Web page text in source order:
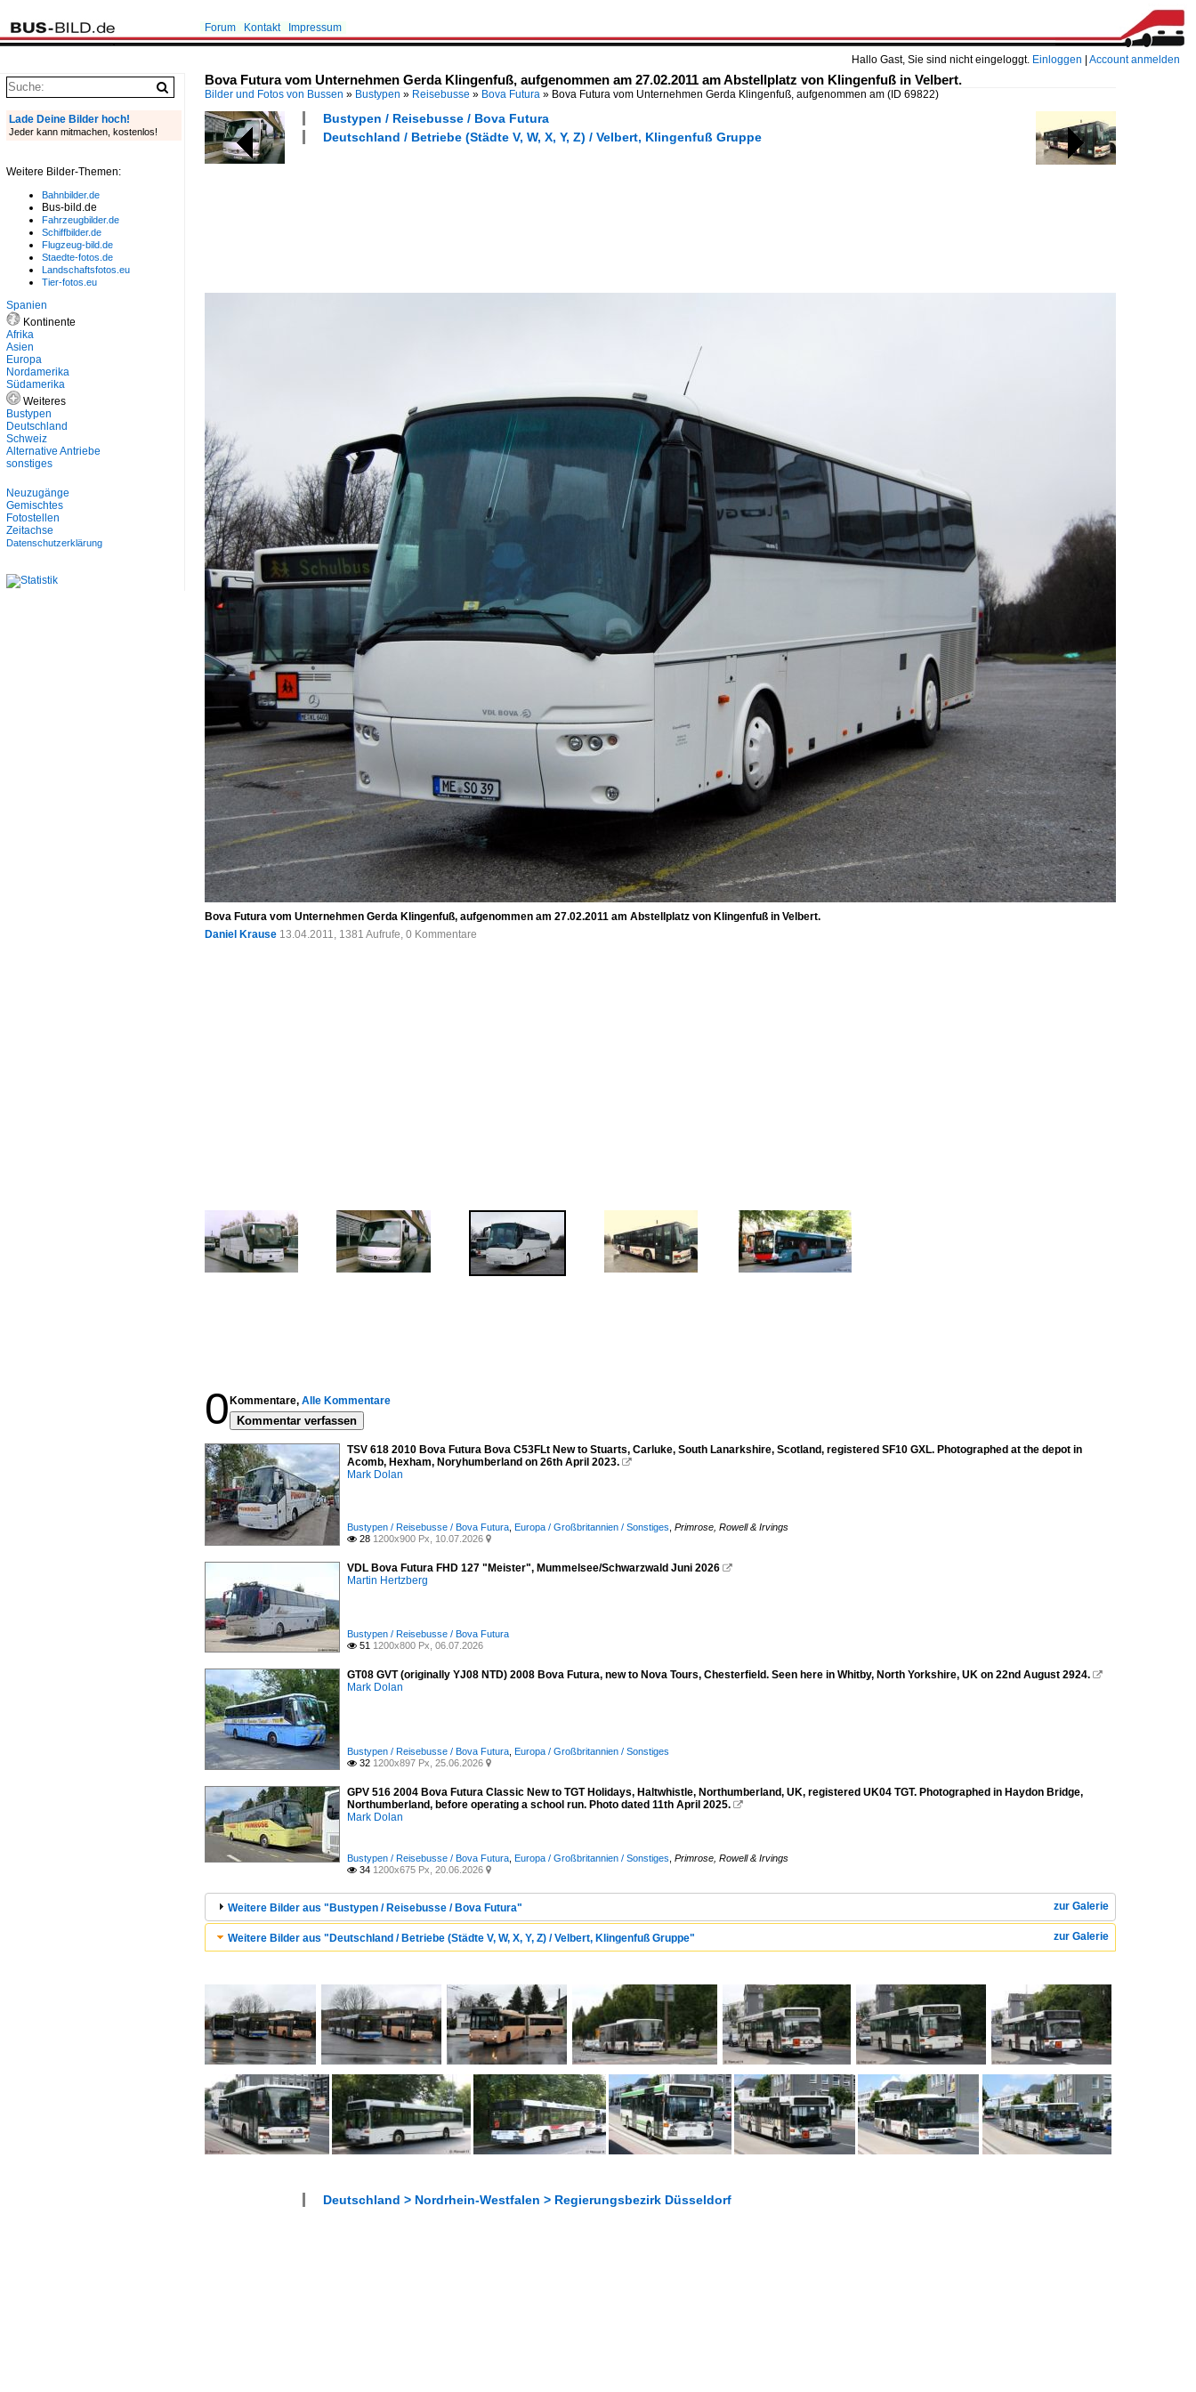
Hallo Gast, Sie sind nicht eingeloggt. Einloggen Account anmelden
Forum Kontakt Impressum
Bova Futura vom Unternehmen Gerda Klingenfuß, aufgenommen am 27.02.2011 am Abstellplatz von Klingenfuß in Velbert.
Bilder und Fotos von Bussen » Bustypen » Reisebusse » Bova Futura » Bova Futura vom Unternehmen Gerda Klingenfuß, aufgenommen am (ID 69822)
Bustypen / Reisebusse / Bova Futura
Deutschland / Betriebe (Städte V, W, X, Y, Z) / Velbert, Klingenfuß Gruppe
Bova Futura vom Unternehmen Gerda Klingenfuß, aufgenommen am 27.02.2011 am Abstellplatz von Klingenfuß in Velbert.
Daniel Krause 13.04.2011, 1381 Aufrufe, 0 Kommentare
0 Kommentare, Alle Kommentare
Kommentar verfassen
TSV 618 2010 Bova Futura Bova C53FLt New to Stuarts, Carluke, South Lanarkshire, Scotland, registered SF10 GXL. Photographed at the depot in
Acomb, Hexham, Noryhumberland on 26th April 2023. 
Mark Dolan
Bustypen / Reisebusse / Bova Futura Europa / Großbritannien / Sonstiges Primrose, Rowell & Irvings
 28 1200x900 Px, 10.07.2026 
VDL Bova Futura FHD 127 "Meister", Mummelsee/Schwarzwald Juni 2026 
Martin Hertzberg
Bustypen / Reisebusse / Bova Futura
 51 1200x800 Px, 06.07.2026
GT08 GVT (originally YJ08 NTD) 2008 Bova Futura, new to Nova Tours, Chesterfield. Seen here in Whitby, North Yorkshire, UK on 22nd August 2924. 
Mark Dolan
Bustypen / Reisebusse / Bova Futura Europa / Großbritannien / Sonstiges
 32 1200x897 Px, 25.06.2026 
GPV 516 2004 Bova Futura Classic New to TGT Holidays, Haltwhistle, Northumberland, UK, registered UK04 TGT. Photographed in Haydon Bridge,
Northumberland, before operating a school run. Photo dated 11th April 2025. 
Mark Dolan
Bustypen / Reisebusse / Bova Futura Europa / Großbritannien / Sonstiges Primrose, Rowell & Irvings
 34 1200x675 Px, 20.06.2026 
zur Galerie
Weitere Bilder aus "Bustypen / Reisebusse / Bova Futura"
zur Galerie
Weitere Bilder aus "Deutschland / Betriebe (Städte V, W, X, Y, Z) / Velbert, Klingenfuß Gruppe"
Deutschland > Nordrhein-Westfalen > Regierungsbezirk Düsseldorf
Lade Deine Bilder hoch!
Jeder kann mitmachen, kostenlos!
Weitere Bilder-Themen:
Bahnbilder.de
Bus-bild.de
Fahrzeugbilder.de
Schiffbilder.de
Flugzeug-bild.de
Staedte-fotos.de
Landschaftsfotos.eu
Tier-fotos.eu
Spanien
Kontinente
Afrika
Asien
Europa
Nordamerika
Südamerika
Weiteres
Bustypen
Deutschland
Schweiz
Alternative Antriebe
sonstiges
Neuzugänge
Gemischtes
Fotostellen
Zeitachse
Datenschutzerklärung